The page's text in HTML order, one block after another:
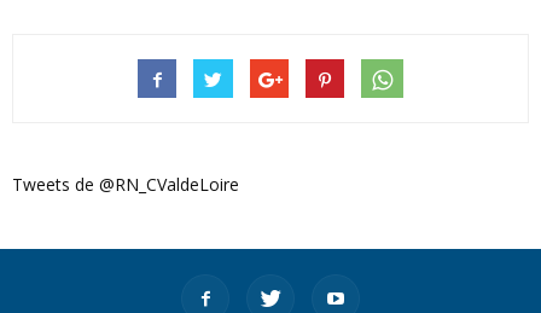
Tweets de @RN_CValdeLoire